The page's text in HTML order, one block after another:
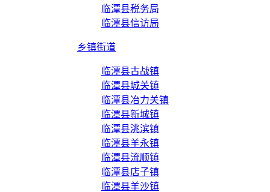
临潭县税务局
临潭县信访局
乡镇街道
临潭县古战镇
临潭县城关镇
临潭县冶力关镇
临潭县新城镇
临潭县洮滨镇
临潭县羊永镇
临潭县流顺镇
临潭县店子镇
临潭县羊沙镇